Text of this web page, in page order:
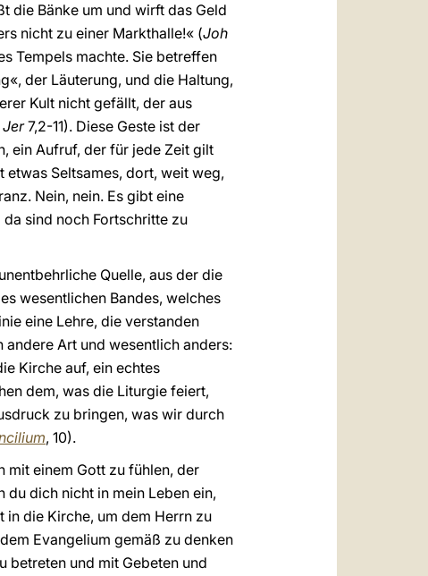
die Bänke um und wirft das Geld
nicht zu einer Markthalle!« (Joh
Tempels machte. Sie betreffen
der Läuterung, und die Haltung,
Kult nicht gefällt, der aus
Jer7,2-11). Diese Geste ist der
ein Aufruf, der für jede Zeit gilt
etwas Seltsames, dort, weit weg,
Nein, nein. Es gibt eine
sind noch Fortschritte zu
Quelle, aus der die
wesentlichen Bandes, welches
eine Lehre, die verstanden
andere Art und wesentlich anders:
Kirche auf, ein echtes
dem, was die Liturgie feiert,
zu bringen, was wir durch
, 10).
mit einem Gott zu fühlen, der
dich nicht in mein Leben ein,
in die Kirche, um dem Herrn zu
Evangelium gemäß zu denken
betreten und mit Gebeten und